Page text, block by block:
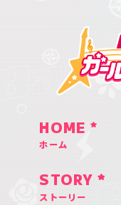
HOME
ホーム
STORY
ストーリー